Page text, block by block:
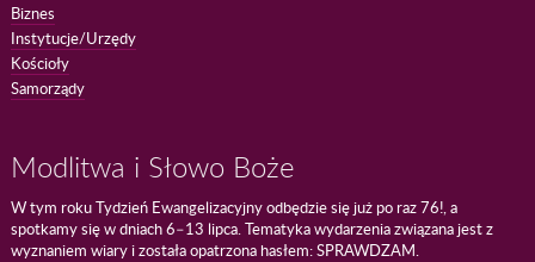
Biznes
Instytucje/Urzędy
Kościoły
Samorządy
Modlitwa i Słowo Boże
W tym roku Tydzień Ewangelizacyjny odbędzie się już po raz 76!, a
spotkamy się w dniach 6–13 lipca. Tematyka wydarzenia związana jest z
wyznaniem wiary i została opatrzona hasłem: SPRAWDZAM.